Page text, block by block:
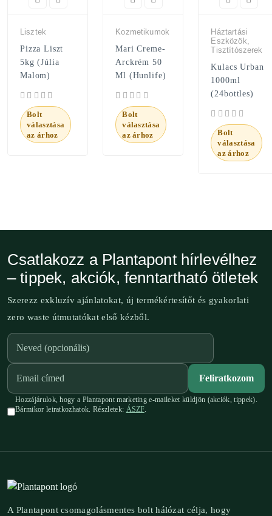
Lisztek
Pizza Liszt
5kg (Júlia
Malom)
Bolt
választása
az árhoz
Kozmetikumok
Mari Creme-
Arckrém 50
Ml (Hunlife)
Bolt
választása
az árhoz
Háztartási
Eszközök,
Tisztítószerek
Kulacs Urban
1000ml
(24bottles)
Bolt
választása
az árhoz
Csatlakozz a Plantapont hírlevélhez
– tippek, akciók, fenntartható ötletek
Szerezz exkluzív ajánlatokat, új termékértesítőt és gyakorlati
zero waste útmutatókat első kézből.
Feliratkozom
Hozzájárulok, hogy a Plantapont marketing e-maileket küldjön (akciók, tippek).
Bármikor leiratkozhatok. Részletek: ÁSZF.
A Plantapont csomagolásmentes bolt hálózat célja, hogy